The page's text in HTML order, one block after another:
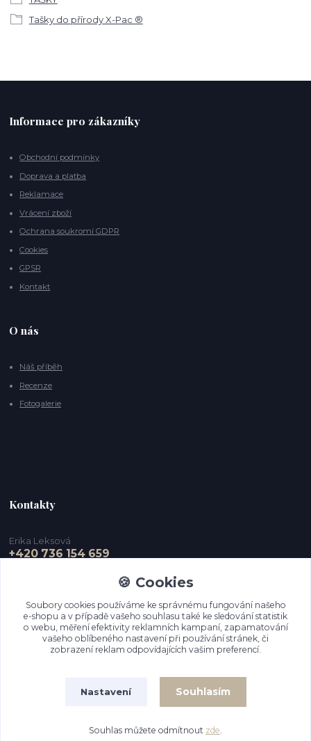
Tašky do přírody X-Pac ®
Informace pro zákazníky
Obchodní podmínky
Doprava a platba
Reklamace
Vrácení zboží
Ochrana soukromí GDPR
Cookies
GPSR
Kontakt
O nás
Náš příběh
Recenze
Fotogalerie
Kontakty
Erika Leksová
+420 736 154 659
info@ejdesign.cz
Upravit sběr cookies.
Vytvořeno na Eshop-rychle.cz
🍪 Cookies
Soubory cookies používáme ke správnému fungování našeho
e-shopu a v případě vašeho souhlasu také ke sledování statistik
o webu, měření efektivity reklamních kampaní, zapamatování
vašeho oblíbeného nastavení při používání stránek, či
zobrazení reklam odpovídajících vašim preferencí.
Nastavení Souhlasím
Souhlas můžete odmítnout zde